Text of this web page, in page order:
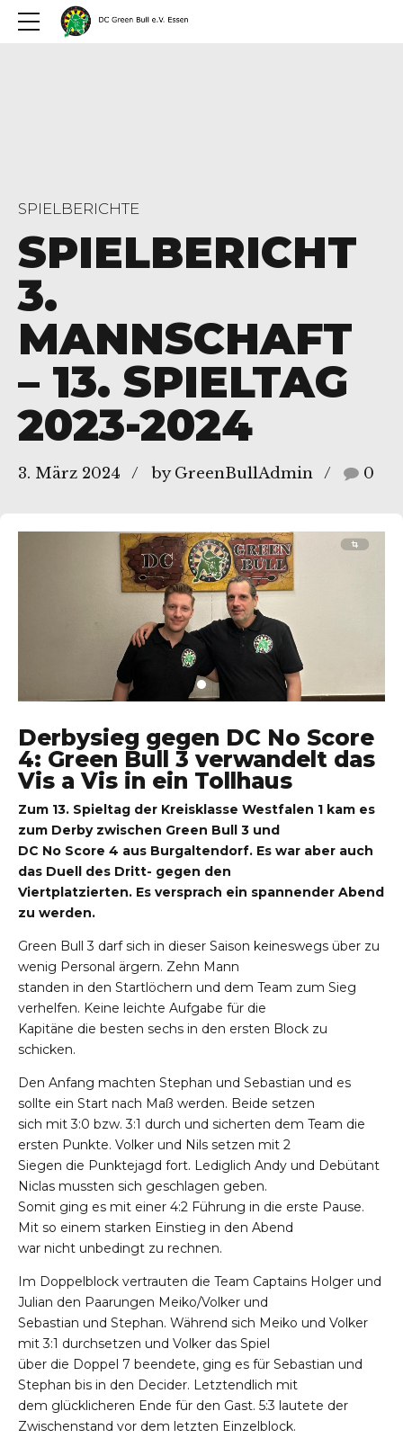
Essen
SPIELBERICHTE
SPIELBERICHT
3.
MANNSCHAFT
– 13. SPIELTAG
2023-2024
3. März 2024 by GreenBullAdmin 0
Derbysieg gegen DC No Score
4: Green Bull 3 verwandelt das
Vis a Vis in ein Tollhaus
Zum 13. Spieltag der Kreisklasse Westfalen 1 kam es
zum Derby zwischen Green Bull 3 und
DC No Score 4 aus Burgaltendorf. Es war aber auch
das Duell des Dritt- gegen den
Viertplatzierten. Es versprach ein spannender Abend
zu werden.
Green Bull 3 darf sich in dieser Saison keineswegs über zu
wenig Personal ärgern. Zehn Mann
standen in den Startlöchern und dem Team zum Sieg
verhelfen. Keine leichte Aufgabe für die
Kapitäne die besten sechs in den ersten Block zu
schicken.
Den Anfang machten Stephan und Sebastian und es
sollte ein Start nach Maß werden. Beide setzen
sich mit 3:0 bzw. 3:1 durch und sicherten dem Team die
ersten Punkte. Volker und Nils setzen mit 2
Siegen die Punktejagd fort. Lediglich Andy und Debütant
Niclas mussten sich geschlagen geben.
Somit ging es mit einer 4:2 Führung in die erste Pause.
Mit so einem starken Einstieg in den Abend
war nicht unbedingt zu rechnen.
Im Doppelblock vertrauten die Team Captains Holger und
Julian den Paarungen Meiko/Volker und
Sebastian und Stephan. Während sich Meiko und Volker
mit 3:1 durchsetzen und Volker das Spiel
über die Doppel 7 beendete, ging es für Sebastian und
Stephan bis in den Decider. Letztendlich mit
dem glücklicheren Ende für den Gast. 5:3 lautete der
Zwischenstand vor dem letzten Einzelblock.